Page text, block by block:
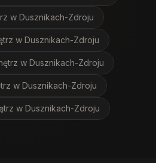
w Dusznikach-Zdroju
w Dusznikach-Zdroju
w Dusznikach-Zdroju
w Dusznikach-Zdroju
w Dusznikach-Zdroju